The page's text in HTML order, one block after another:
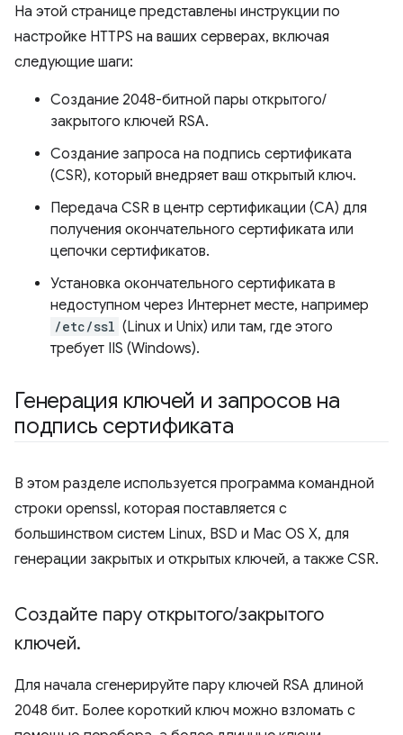
На этой странице представлены инструкции по
настройке HTTPS на ваших серверах, включая
следующие шаги:
Создание 2048-битной пары открытого/
закрытого ключей RSA.
Создание запроса на подпись сертификата
(CSR), который внедряет ваш открытый ключ.
Передача CSR в центр сертификации (CA) для
получения окончательного сертификата или
цепочки сертификатов.
Установка окончательного сертификата в
недоступном через Интернет месте, например
/etc/ssl (Linux и Unix) или там, где этого
требует IIS (Windows).
Генерация ключей и запросов на
подпись сертификата
В этом разделе используется программа командной
строки openssl, которая поставляется с
большинством систем Linux, BSD и Mac OS X, для
генерации закрытых и открытых ключей, а также CSR.
Создайте пару открытого/закрытого
ключей.
Для начала сгенерируйте пару ключей RSA длиной
2048 бит. Более короткий ключ можно взломать с